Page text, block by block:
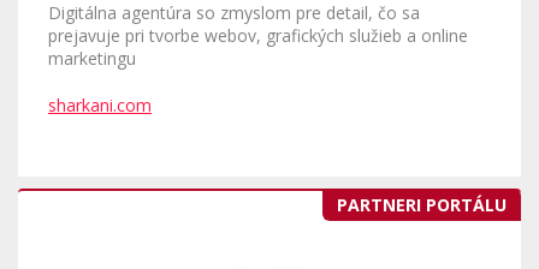
Digitálna agentúra so zmyslom pre detail, čo sa
prejavuje pri tvorbe webov, grafických služieb a online
marketingu
sharkani.com
PARTNERI PORTÁLU